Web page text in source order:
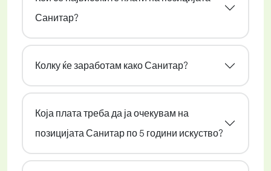
Санитар?
Колку ќе заработам како Санитар?
Која плата треба да ја очекувам на
позицијата Санитар по 5 години искуство?